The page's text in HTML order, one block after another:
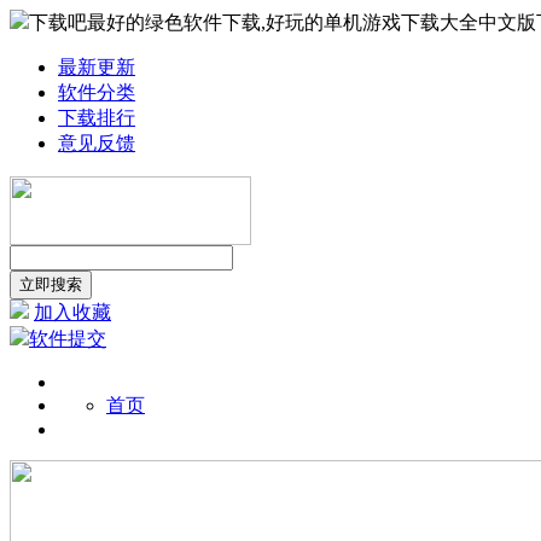
下载吧最好的绿色软件下载,好玩的单机游戏下载大全中文版
最新更新
软件分类
下载排行
意见反馈
加入收藏
软件提交
首页